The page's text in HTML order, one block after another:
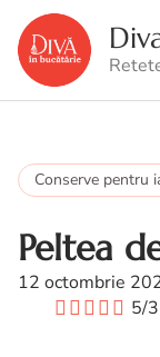
Conserve pentru
Peltea
12 octombrie
5/3